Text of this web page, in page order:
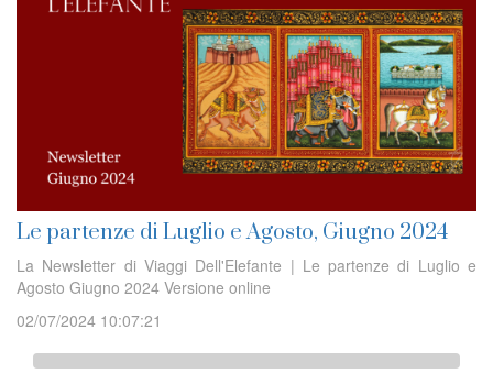
Le partenze di Luglio e Agosto, Giugno 2024
La Newsletter di Viaggi Dell'Elefante | Le partenze di Luglio e
Agosto Giugno 2024 Versione online
02/07/2024 10:07:21